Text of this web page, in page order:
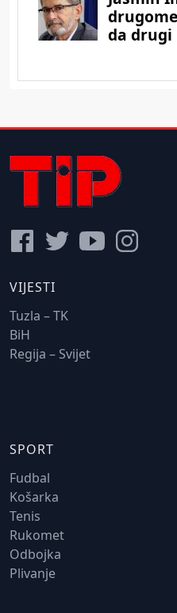
VIJESTI
Tuzla – TK
BiH
Regija – Svijet
SPORT
Fudbal
Košarka
Tenis
Rukomet
Odbojka
Plivanje